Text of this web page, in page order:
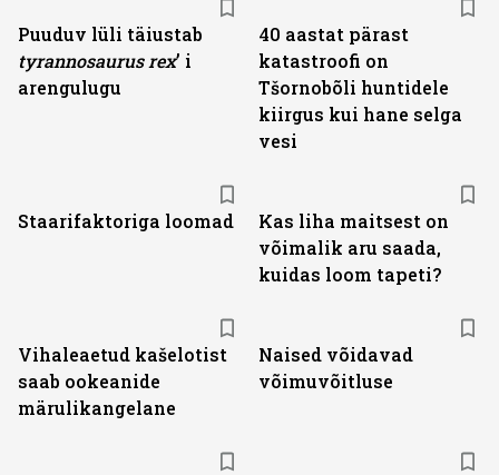
Puuduv lüli täiustab
tyranno­saurus rex’ i
arengulugu
40 aastat pärast
katastroofi on
Tšornobõli huntidele
kiirgus kui hane selga
vesi
Staarifaktoriga loomad
Kas liha maitsest on
võimalik aru saada,
kuidas loom tapeti?
Vihaleaetud kašelotist
saab ookeanide
märulikangelane
Naised võidavad
võimuvõitluse